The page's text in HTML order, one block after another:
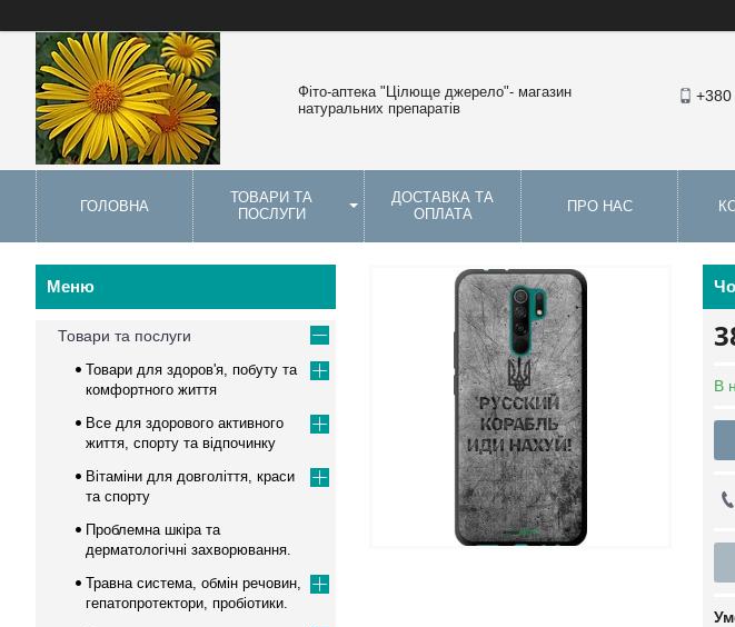
Фіто-аптека "Цілюще джерело"- магазин
натуральних препаратів
ГОЛОВНА
ТОВАРИ ТА
ПОСЛУГИ
ДОСТАВКА ТА
ОПЛАТА
ПРО НАС
В
Товари та послуги
Товари для здоров'я, побуту та
комфортного життя
Все для здорового активного
життя, спорту та відпочинку
Вітаміни для довголіття, краси
та спорту
Проблемна шкіра та
дерматологічні захворювання.
Травна система, обмін речовин,
гепатопротектори, пробіотики.